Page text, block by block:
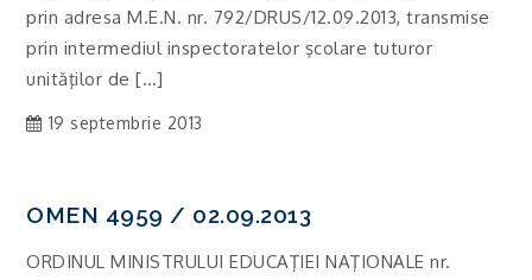
prin adresa M.E.N. nr. 792/DRUS/12.09.2013, transmise
prin intermediul inspectoratelor şcolare tuturor
unităţilor de […]
19 septembrie 2013
OMEN 4959 / 02.09.2013
ORDINUL MINISTRULUI EDUCAŢIEI NAŢIONALE nr.